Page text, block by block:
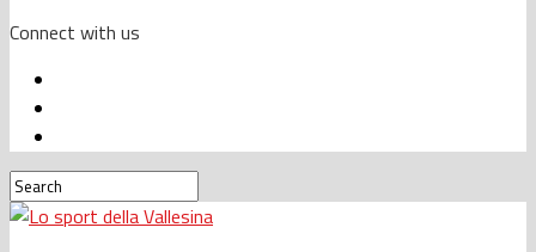
Connect with us